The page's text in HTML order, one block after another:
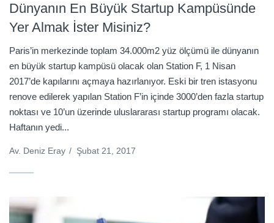
Dünyanın En Büyük Startup Kampüsünde
Yer Almak İster Misiniz?
Paris’in merkezinde toplam 34.000m2 yüz ölçümü ile dünyanın
en büyük startup kampüsü olacak olan Station F, 1 Nisan
2017’de kapılarını açmaya hazırlanıyor. Eski bir tren istasyonu
renove edilerek yapılan Station F’in içinde 3000’den fazla startup
noktası ve 10’un üzerinde uluslararası startup programı olacak.
Haftanın yedi...
Av. Deniz Eray / Şubat 21, 2017